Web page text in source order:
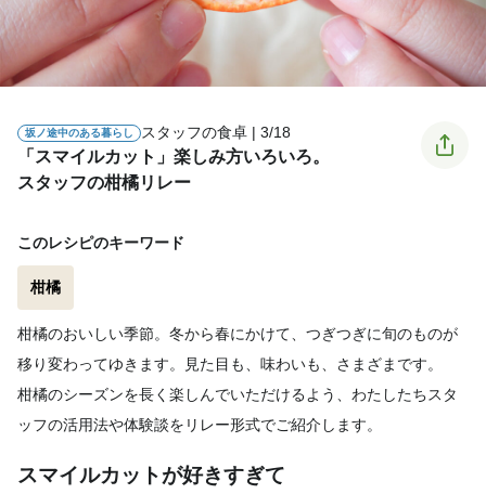
坂ノ途中のある暮らし スタッフの食卓 | 3/18
「スマイルカット」楽しみ方いろいろ。
スタッフの柑橘リレー
このレシピのキーワード
柑橘
柑橘のおいしい季節。冬から春にかけて、つぎつぎに旬のものが
移り変わってゆきます。見た目も、味わいも、さまざまです。
柑橘のシーズンを長く楽しんでいただけるよう、わたしたちスタ
ッフの活用法や体験談をリレー形式でご紹介します。
スマイルカットが好きすぎて